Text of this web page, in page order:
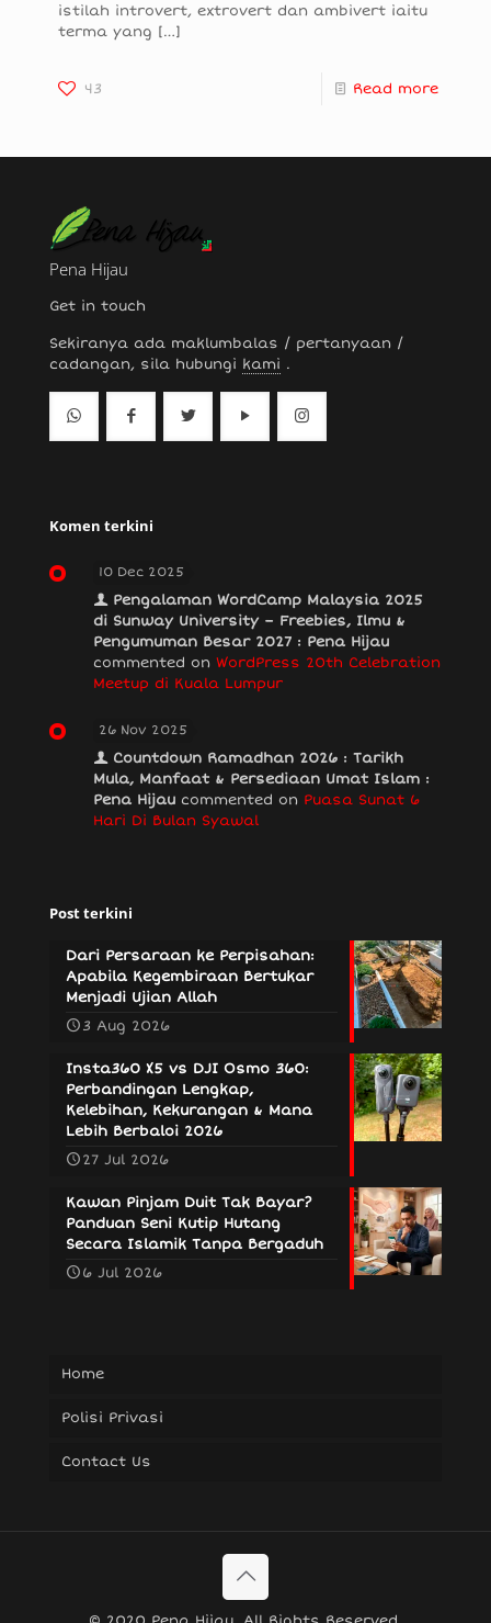
istilah introvert, extrovert dan ambivert iaitu
terma yang […]
43 Read more
Pena Hijau
Get in touch
Sekiranya ada maklumbalas / pertanyaan /
cadangan, sila hubungi kami .
Komen terkini
10 Dec 2025
Pengalaman WordCamp Malaysia 2025
di Sunway University – Freebies, Ilmu &
Pengumuman Besar 2027 : Pena Hijau
commented on WordPress 20th Celebration
Meetup di Kuala Lumpur
26 Nov 2025
Countdown Ramadhan 2026 : Tarikh
Mula, Manfaat & Persediaan Umat Islam :
Pena Hijau commented on Puasa Sunat 6
Hari Di Bulan Syawal
Post terkini
Dari Persaraan ke Perpisahan:
Apabila Kegembiraan Bertukar
Menjadi Ujian Allah
3 Aug 2026
Insta360 X5 vs DJI Osmo 360:
Perbandingan Lengkap,
Kelebihan, Kekurangan & Mana
Lebih Berbaloi 2026
27 Jul 2026
Kawan Pinjam Duit Tak Bayar?
Panduan Seni Kutip Hutang
Secara Islamik Tanpa Bergaduh
6 Jul 2026
Home
Polisi Privasi
Contact Us